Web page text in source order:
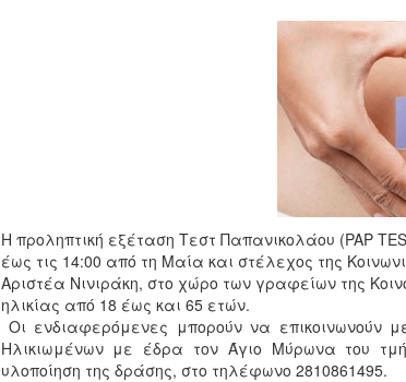
Η προληπτική εξέταση Τεστ Παπανικολάου (PAP
έως τις 14:00 από τη Μαία και στέλεχος της
Αριστέα Νινιράκη, στο χώρο των γραφείων της
ηλικίας από 18 έως και 65 ετών.
Οι ενδιαφερόμενες μπορούν να επικοινωνούν
Ηλικιωμένων με έδρα τον Άγιο Μύρωνα του
υλοποίηση της δράσης, στο τηλέφωνο 2810861495.